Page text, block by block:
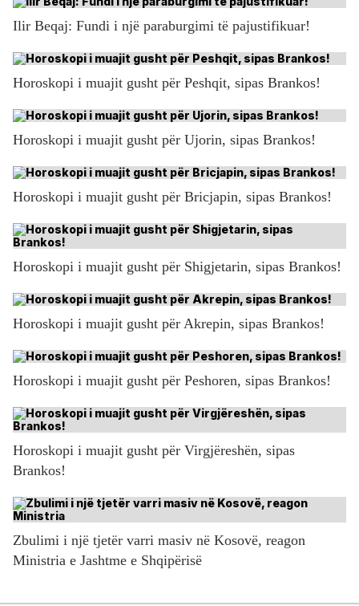
Ilir Beqaj: Fundi i një paraburgimi të pajustifikuar!
Horoskopi i muajit gusht për Peshqit, sipas Brankos!
Horoskopi i muajit gusht për Ujorin, sipas Brankos!
Horoskopi i muajit gusht për Bricjapin, sipas Brankos!
Horoskopi i muajit gusht për Shigjetarin, sipas Brankos!
Horoskopi i muajit gusht për Akrepin, sipas Brankos!
Horoskopi i muajit gusht për Peshoren, sipas Brankos!
Horoskopi i muajit gusht për Virgjëreshën, sipas
Brankos!
Zbulimi i një tjetër varri masiv në Kosovë, reagon
Ministria e Jashtme e Shqipërisë